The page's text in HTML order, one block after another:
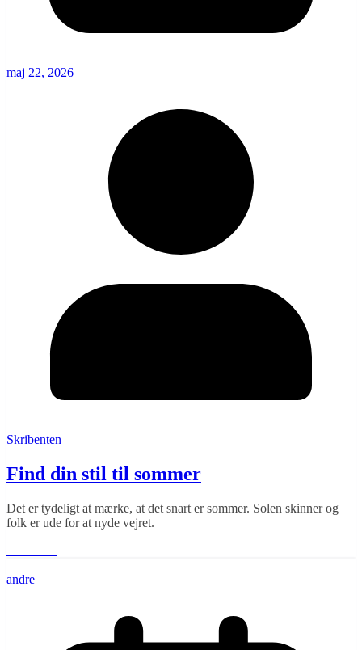
maj 22, 2026
Skribenten
Find din stil til sommer
Det er tydeligt at mærke, at det snart er sommer. Solen skinner og
folk er ude for at nyde vejret.
andre